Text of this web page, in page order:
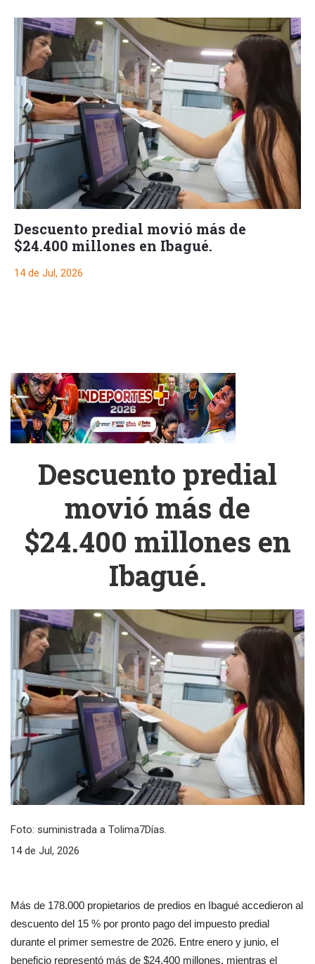
Descuento predial movió más de
$24.400 millones en Ibagué.
14 de Jul, 2026
Descuento predial
movió más de
$24.400 millones en
Ibagué.
Foto: suministrada a Tolima7Días.
14 de Jul, 2026
Más de 178.000 propietarios de predios en Ibagué accedieron al
descuento del 15 % por pronto pago del impuesto predial
durante el primer semestre de 2026. Entre enero y junio, el
beneficio representó más de $24.400 millones, mientras el